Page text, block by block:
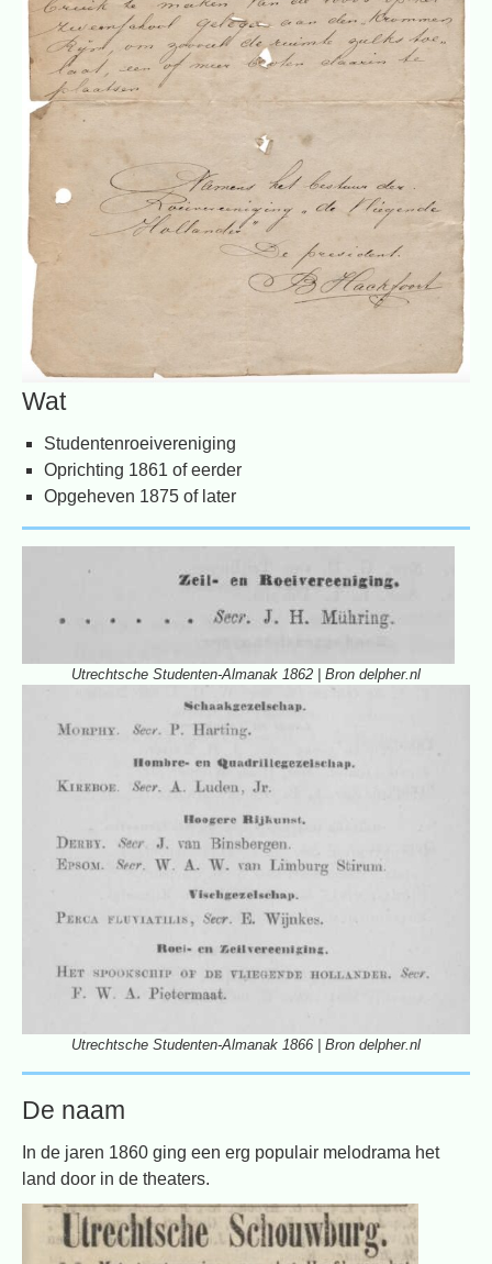
Wat
Studentenroeivereniging
Oprichting 1861 of eerder
Opgeheven 1875 of later
Utrechtsche Studenten-Almanak 1862 | Bron delpher.nl
Utrechtsche Studenten-Almanak 1866 | Bron delpher.nl
De naam
In de jaren 1860 ging een erg populair melodrama het
land door in de theaters.